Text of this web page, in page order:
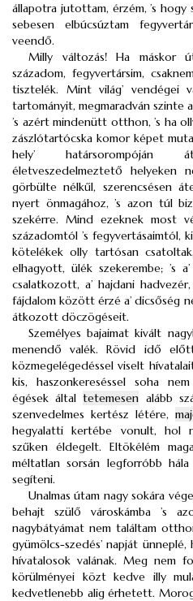
állapotra jutottam, érzém, ’s hogy
sebesen elbúcsúztam
veendő.
Milly változás! Ha máskor
századom, fegyvertársim,
tisztelék. Mint világ’ vendégei
tartományit, megmaradván szinte
’s azért mindenütt otthon, ’s ha
zászlótartócska komor képet
hely’ határsorompóján
életveszedelmeztető helyeken
görbülte nélkűl, szerencsésen
nyert önmagához, ’s azon túl
szekérre. Mind ezeknek most
századomtól ’s fegyvertásaimtól,
kötelékek olly tartósan
elhagyott, ülék szekerembe; ’s
csalatkozott, a’ hajdani
fájdalom között érzé a’ dicsőség
átkozott döczögéseit.
Személyes bajaimat kivált
menendő valék. Rövid idő
közmegelégedéssel viselt
kis, haszonkereséssel soha
égések általtetemesen alább
szenvedelmes kertész létére,
hegyalatti kertébe vonult, hol
szűken éldegelt. Eltökélém
méltatlan sorsán legforróbb
segíteni.
Unalmas útam nagy sokára
behajt szülő városkámba ’s
nagybátyámat nem találtam
gyümölcs-szedés’ napját ünneplé,
hívatalosok valának. Meg nem
körülményei közt kedve illy
kedvetlenebb alig érhetett.